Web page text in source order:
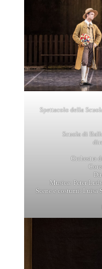
Spettacolo della
Scuola di
Orchestra
Musica: Peter
Scene e costumi: